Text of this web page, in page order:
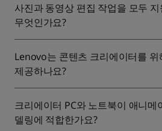
사진과 동영상 편집 작업을 모두
무엇인가요?
Lenovo는 콘텐츠 크리에이터를 위
제공하나요?
크리에이터 PC와 노트북이 애니메
델링에 적합한가요?